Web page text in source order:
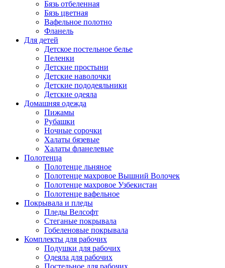
Бязь отбеленная
Бязь цветная
Вафельное полотно
Фланель
Для детей
Детское постельное белье
Пеленки
Детские простыни
Детские наволочки
Детские пододеяльники
Детские одеяла
Домашняя одежда
Пижамы
Рубашки
Ночные сорочки
Халаты бязевые
Халаты фланелевые
Полотенца
Полотенце льняное
Полотенце махровое Вышний Волочек
Полотенце махровое Узбекистан
Полотенце вафельное
Покрывала и пледы
Пледы Велсофт
Стеганые покрывала
Гобеленовые покрывала
Комплекты для рабочих
Подушки для рабочих
Одеяла для рабочих
Постельное для рабочих